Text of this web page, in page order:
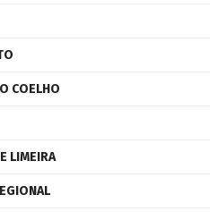
COELHO
LIMEIRA